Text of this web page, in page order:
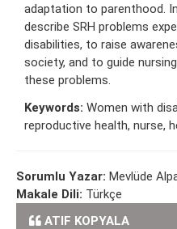
adaptation to parenthood.
describe SRH problems
disabilities, to raise
society, and to guide
these problems.
Keywords: Women with
reproductive health, nurse,
Sorumlu Yazar: Mevlüde
Makale Dili: Türkçe
ATIF KOPYALA